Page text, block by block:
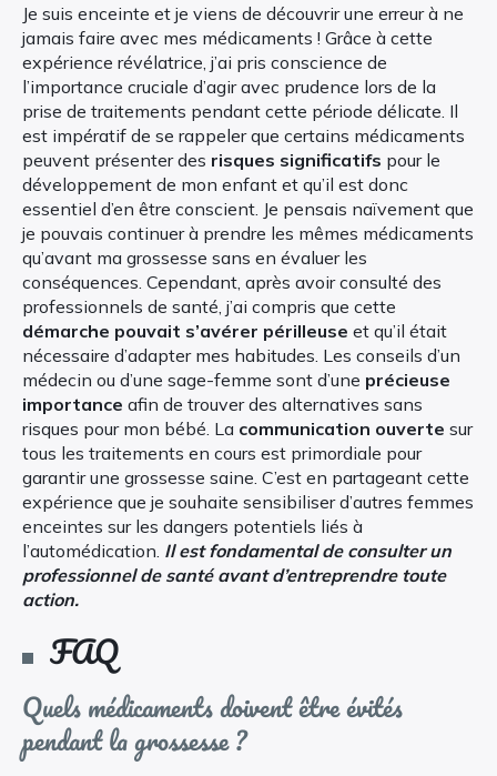
Je suis enceinte et je viens de découvrir une erreur à ne
jamais faire avec mes médicaments ! Grâce à cette
expérience révélatrice, j’ai pris conscience de
l’importance cruciale d’agir avec prudence lors de la
prise de traitements pendant cette période délicate. Il
est impératif de se rappeler que certains médicaments
peuvent présenter des risques significatifs pour le
développement de mon enfant et qu’il est donc
essentiel d’en être conscient. Je pensais naïvement que
je pouvais continuer à prendre les mêmes médicaments
qu’avant ma grossesse sans en évaluer les
conséquences. Cependant, après avoir consulté des
professionnels de santé, j’ai compris que cette
démarche pouvait s’avérer périlleuse et qu’il était
nécessaire d’adapter mes habitudes. Les conseils d’un
médecin ou d’une sage-femme sont d’une précieuse
importance afin de trouver des alternatives sans
risques pour mon bébé. La communication ouverte sur
tous les traitements en cours est primordiale pour
garantir une grossesse saine. C’est en partageant cette
expérience que je souhaite sensibiliser d’autres femmes
enceintes sur les dangers potentiels liés à
l’automédication. Il est fondamental de consulter un
professionnel de santé avant d’entreprendre toute
action.
FAQ
Quels médicaments doivent être évités
pendant la grossesse ?